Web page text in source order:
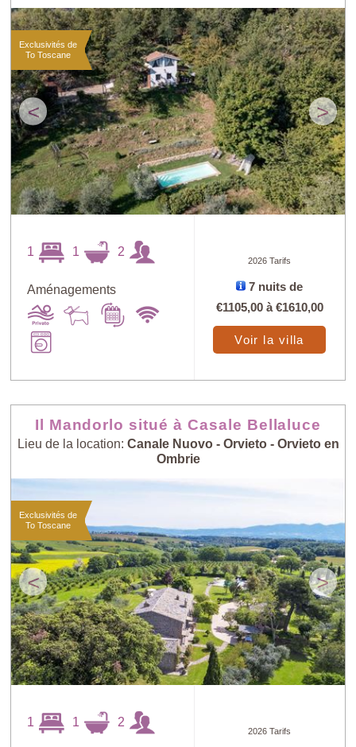
< >
Exclusivités de
To Toscane
1 1 2
Aménagements
2026 Tarifs
7 nuits de
€1105,00à€1610,00
Voir la villa
Il Mandorlo situé à Casale Bellaluce
Lieu de la location: Canale Nuovo - Orvieto - Orvieto en
Ombrie
< >
Exclusivités de
To Toscane
1 1 2
2026 Tarifs